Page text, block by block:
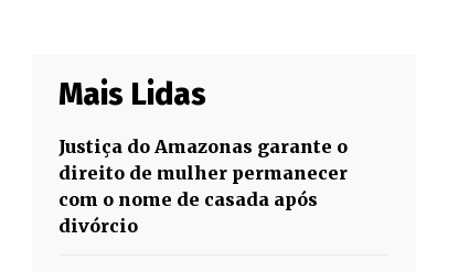
Mais Lidas
Justiça do Amazonas garante o
direito de mulher permanecer
com o nome de casada após
divórcio